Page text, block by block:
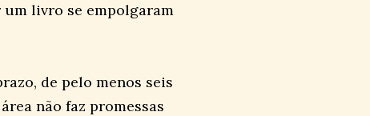
livro se empolgaram
de pelo menos seis
não faz promessas